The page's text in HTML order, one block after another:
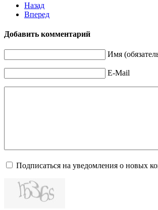
Назад
Вперед
Добавить комментарий
Имя
E-Mail
Подписаться на уведомления о новых